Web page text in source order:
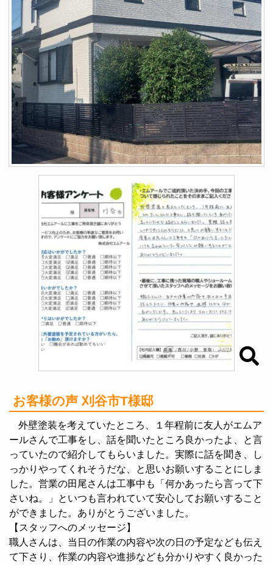
お客様の声 刈谷市T様邸
外壁塗装を考えていたところ、１年程前に友人がエムア
ールさんで工事をし、話を聞いたところ良かったよ、と言
っていたので紹介してもらいました。実際に話を聞き、し
っかりやってくれそうだな、と思いお願いすることにしま
した。営業の田尾さんは工事中も「何かあったら言って下
さいね。」といつも言われていて安心してお願いすること
ができました。ありがとうございました。
【スタッフへのメッセージ】
職人さんは、当日の作業の内容や次の日の予定なども伝え
て下さり、作業の内容や進捗なども分かりやすく良かった